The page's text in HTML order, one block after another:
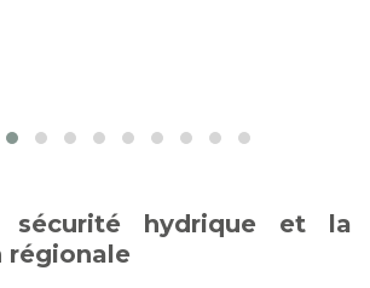
sécurité hydrique et la
régionale